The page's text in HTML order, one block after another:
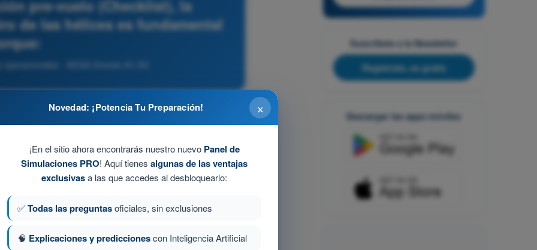
pre-vuelo (Checklist), la
de las hélices es fundamental
- AESA Drones A1-A3
la cámara.
en un motor antihorario (CCW) impedirá que ese
un vuelco violento de la aeronave al intentar
Suscríbete a la Newsletter
Regístrate, es gratis
Descargar las apps móviles
×
Novedad: ¡Potencia Tu Preparación!
¡En el sitio ahora encontrarás nuestro nuevo Panel de
Simulaciones PRO! Aquí tienes algunas de las ventajas
exclusivasa las que accedes al desbloquearlo:
✅Todas las preguntasoficiales, sin exclusiones
🧠 Explicaciones y prediccionescon Inteligencia Artificial